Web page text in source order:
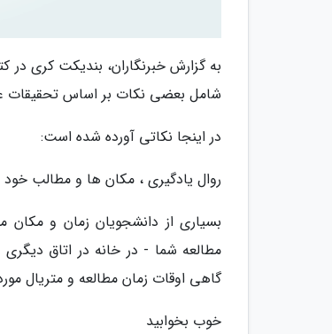
به گزارش خبرنگاران، بندیکت کری
شامل بعضی نکات بر اساس
در اینجا نکاتی آورده شده است:
روال یادگیری ، مکان ها و مطالب خود
بسیاری از دانشجویان زمان و
مطالعه شما - در خانه در اتاق
گاهی اوقات زمان مطالعه و متریال
خوب بخوابید